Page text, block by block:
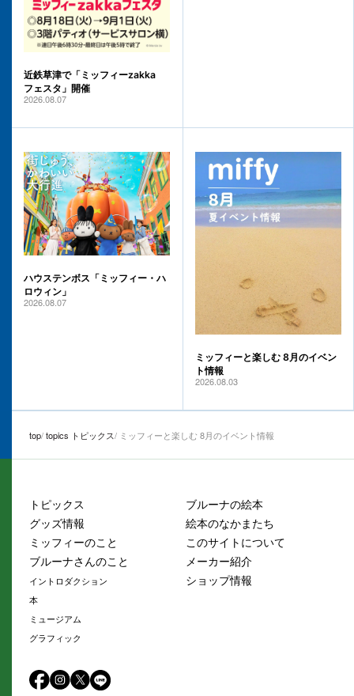
近鉄草津で「ミッフィーzakka
フェスタ」開催
2026.08.07
ハウステンボス「ミッフィー・ハ
ロウィン」
2026.08.07
ミッフィーと楽しむ 8月のイベン
ト情報
2026.08.03
top topics トピックス ミッフィーと楽しむ 8月のイベント情報
トピックス
グッズ情報
ミッフィーのこと
ブルーナさんのこと
イントロダクション
本
ミュージアム
グラフィック
ブルーナの絵本
絵本のなかまたち
このサイトについて
メーカー紹介
ショップ情報